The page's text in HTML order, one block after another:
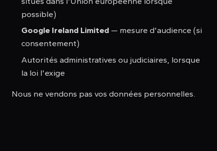
possible)
Google Ireland Limited — mesure d'audience (si
consentement)
Autorités administratives ou judiciaires, lorsque
la loi l'exige
Nous ne vendons pas vos données personnelles.